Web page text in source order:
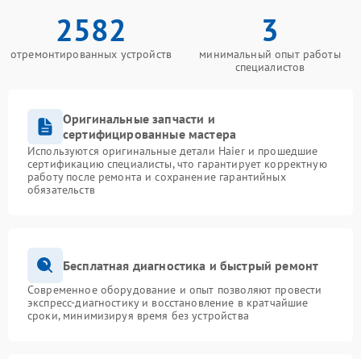
2582
отремонтированных устройств
3
минимальный опыт работы
специалистов
Оригинальные запчасти и
сертифицированные мастера
Используются оригинальные детали Haier и прошедшие
сертификацию специалисты, что гарантирует корректную
работу после ремонта и сохранение гарантийных
обязательств
Бесплатная диагностика и быстрый ремонт
Современное оборудование и опыт позволяют провести
экспресс-диагностику и восстановление в кратчайшие
сроки, минимизируя время без устройства